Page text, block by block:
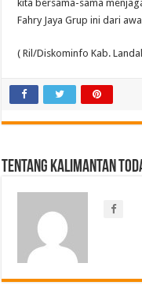
kita bersama-sama
Fahry Jaya Grup ini dari
( Ril/Diskominfo Kab.
Tentang Kalimantan